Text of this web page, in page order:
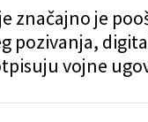
značajno je
pozivanja,
vojne